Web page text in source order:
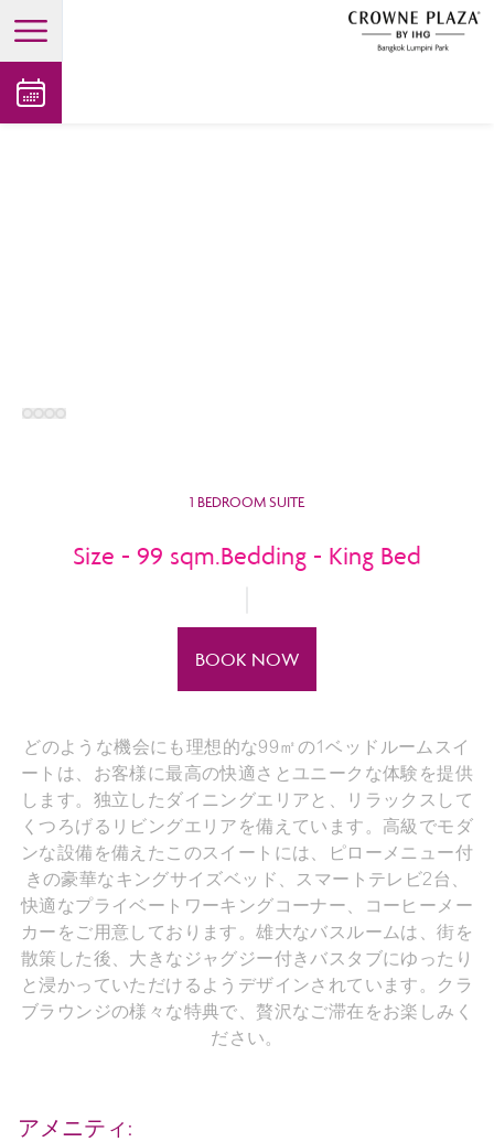
open main menu
1 BEDROOM SUITE
Size - 99 sqm.Bedding - King Bed
BOOK NOW
どのような機会にも理想的な99㎡の1ベッドルームスイ
ートは、お客様に最高の快適さとユニークな体験を提供
します。独立したダイニングエリアと、リラックスして
くつろげるリビングエリアを備えています。高級でモダ
ンな設備を備えたこのスイートには、ピローメニュー付
きの豪華なキングサイズベッド、スマートテレビ2台、
快適なプライベートワーキングコーナー、コーヒーメー
カーをご用意しております。雄大なバスルームは、街を
散策した後、大きなジャグジー付きバスタブにゆったり
と浸かっていただけるようデザインされています。クラ
ブラウンジの様々な特典で、贅沢なご滞在をお楽しみく
ださい。
アメニティ: